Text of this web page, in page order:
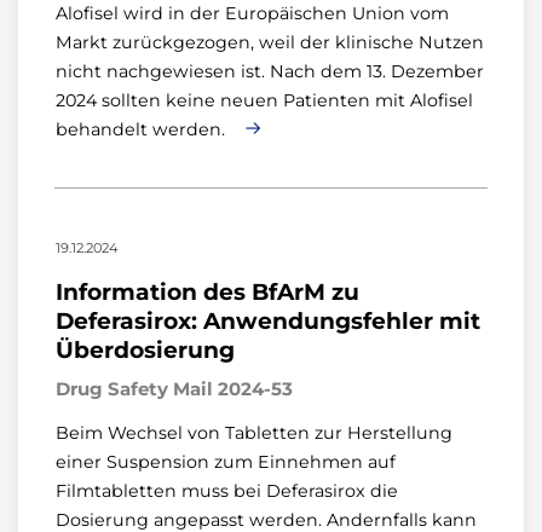
Alofisel wird in der Europäischen Union vom
Markt zurückgezogen, weil der klinische Nutzen
nicht nachgewiesen ist. Nach dem 13. Dezember
2024 sollten keine neuen Patienten mit Alofisel
behandelt werden.
19.12.2024
Information des BfArM zu
Deferasirox: Anwendungsfehler mit
Überdosierung
Drug Safety Mail 2024-53
Beim Wechsel von Tabletten zur Herstellung
einer Suspension zum Einnehmen auf
Filmtabletten muss bei Deferasirox die
Dosierung angepasst werden. Andernfalls kann